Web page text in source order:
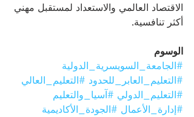
الاقتصاد العالمي والاستعداد لمستقبل مهني
أكثر تنافسية.
الوسوم
#الجامعة_السويسرية_الدولية
#التعليم_العابر_للحدود #التعليم_العالي
#التعليم_الدولي #آسيا_والتعليم
#إدارة_الأعمال #الجودة_الأكاديمية